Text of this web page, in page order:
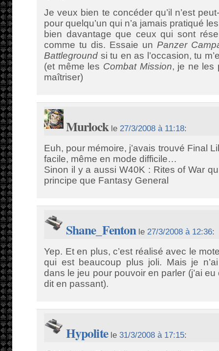
Je veux bien te concéder qu’il n’est
pour quelqu’un qui n’a jamais pratiqué
bien davantage que ceux qui sont
comme tu dis. Essaie un Panzer
Battleground si tu en as l’occasion, tu
(et même les Combat Mission, je ne les
maîtriser)
Murlockle 27/3/2008 à 11:18:
Euh, pour mémoire, j’avais trouvé Final
facile, même en mode difficile…
Sinon il y a aussi W40K : Rites of War
principe que Fantasy General
Shane_Fentonle27/3/2008 à 12:36:
Yep. Et en plus, c’est réalisé avec le
qui est beaucoup plus joli. Mais je
dans le jeu pour pouvoir en parler (j’ai
dit en passant).
Hypolitele 31/3/2008 à 17:15: